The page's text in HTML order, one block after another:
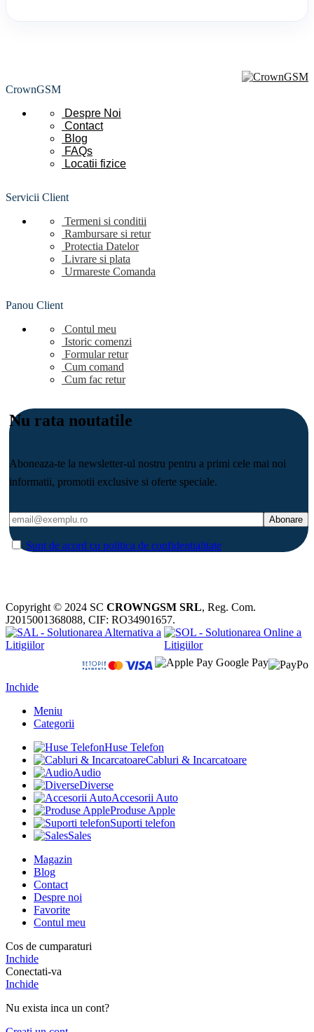
CrownGSM
Despre Noi
Contact
Blog
FAQs
Locatii fizice
Servicii Client
Termeni si conditii
Rambursare si retur
Protectia Datelor
Livrare si plata
Urmareste Comanda
Panou Client
Contul meu
Istoric comenzi
Formular retur
Cum comand
Cum fac retur
Nu rata noutatile
Aboneaza-te la newsletter-ul nostru pentru a primi cele mai noi
informatii, promotii exclusive si oferte speciale.
Sunt de acord cu politica de confidentialitate
Copyright © 2024 SC CROWNGSM SRL, Reg. Com.
J2015001368088, CIF: RO34901657.
Inchide
Meniu
Categorii
Huse Telefon
Cabluri & Incarcatoare
Audio
Diverse
Accesorii Auto
Produse Apple
Suporti telefon
Sales
Magazin
Blog
Contact
Despre noi
Favorite
Contul meu
Cos de cumparaturi
Inchide
Conectati-va
Inchide
Nu exista inca un cont?